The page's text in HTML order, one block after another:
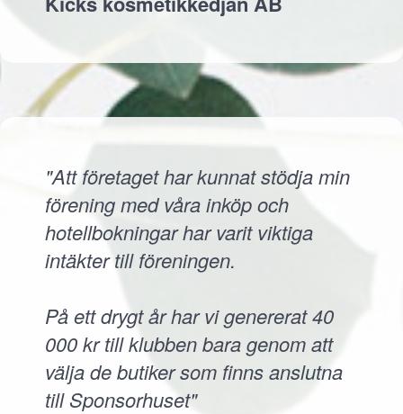
"Att företaget har kunnat stödja min
förening med våra inköp och
hotellbokningar har varit viktiga
intäkter till föreningen.
På ett drygt år har vi genererat 40
000 kr till klubben bara genom att
välja de butiker som finns anslutna
till Sponsorhuset"